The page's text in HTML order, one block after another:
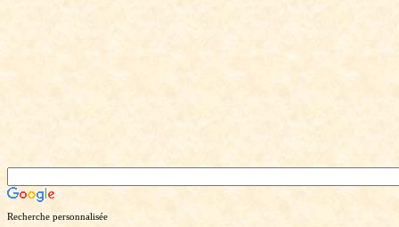
Recherche personnalisée